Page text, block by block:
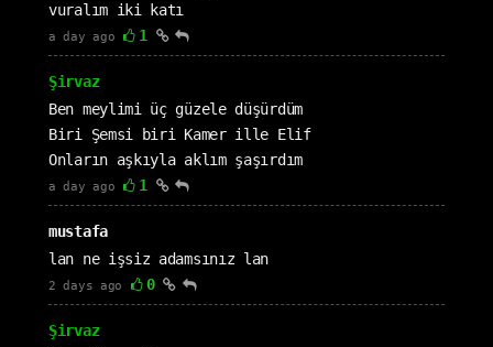
vuralım iki katı
a day ago 1
Şirvaz
Ben meylimi üç güzele düşürdüm
Biri Şemsi biri Kamer ille Elif
Onların aşkıyla aklım şaşırdım
a day ago 1
mustafa
lan ne işsiz adamsınız lan
2 days ago 0
Şirvaz